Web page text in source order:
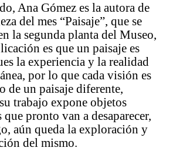
Ana Gómez es la autora de
del mes “Paisaje”, que se
la segunda planta del Museo,
es que un paisaje es
la experiencia y la realidad
por lo que cada visión es
de un paisaje diferente,
trabajo expone objetos
pronto van a desaparecer,
aún queda la exploración y
del mismo.